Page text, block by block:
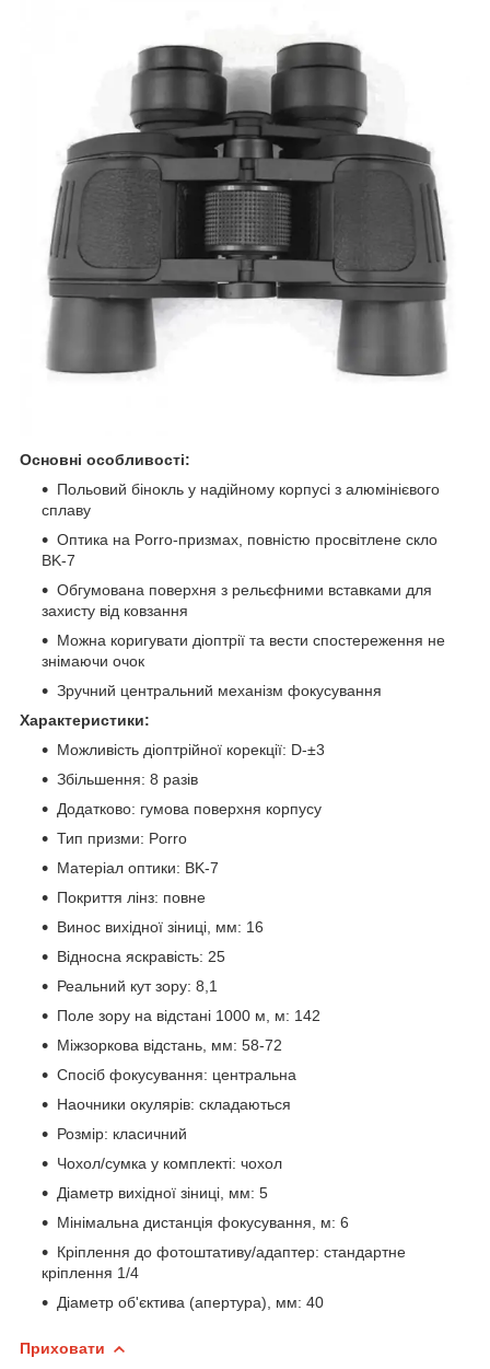
Основні особливості:
Польовий бінокль у надійному корпусі з алюмінієвого
сплаву
Оптика на Porro-призмах, повністю просвітлене скло
BK-7
Обгумована поверхня з рельєфними вставками для
захисту від ковзання
Можна коригувати діоптрії та вести спостереження не
знімаючи очок
Зручний центральний механізм фокусування
Характеристики:
Можливість діоптрійної корекції: D-±3
Збільшення: 8 разів
Додатково: гумова поверхня корпусу
Тип призми: Porro
Матеріал оптики: BK-7
Покриття лінз: повне
Винос вихідної зіниці, мм: 16
Відносна яскравість: 25
Реальний кут зору: 8,1
Поле зору на відстані 1000 м, м: 142
Міжзоркова відстань, мм: 58-72
Спосіб фокусування: центральна
Наочники окулярів: складаються
Розмір: класичний
Чохол/сумка у комплекті: чохол
Діаметр вихідної зіниці, мм: 5
Мінімальна дистанція фокусування, м: 6
Кріплення до фотоштативу/адаптер: стандартне
кріплення 1/4
Діаметр об'єктива (апертура), мм: 40
Приховати